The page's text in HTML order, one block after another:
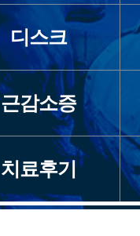
디스크
근감소증
치료후기